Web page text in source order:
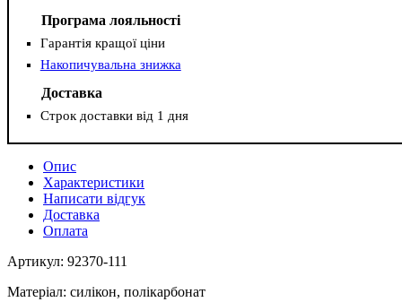
Програма лояльності
Гарантія кращої ціни
Накопичувальна знижка
Доставка
Строк доставки від 1 дня
Опис
Характеристики
Написати відгук
Доставка
Оплата
Артикул: 92370-111
Матеріал: силікон, полікарбонат